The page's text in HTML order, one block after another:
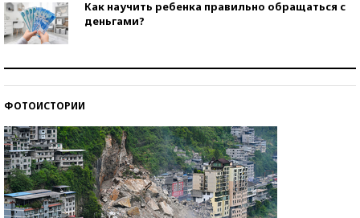
Как научить ребенка правильно обращаться с
деньгами?
ФОТОИСТОРИИ